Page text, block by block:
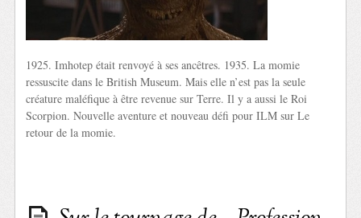
1925. Imhotep était renvoyé à ses ancêtres. 1935. La momie
ressuscite dans le British Museum. Mais elle n’est pas la seule
créature maléfique à être revenue sur Terre. Il y a aussi le Roi
Scorpion. Nouvelle aventure et nouveau défi pour ILM sur Le
retour de la momie.